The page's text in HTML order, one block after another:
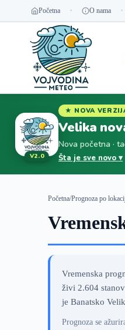
Početna O nama
V2.0
★ NOVA
Velika
Nova početna ·
Šta je sve novo ▾
Početna/Prognoza po
Vremenska
živi 2.604
je Banatsko
Prognoza se